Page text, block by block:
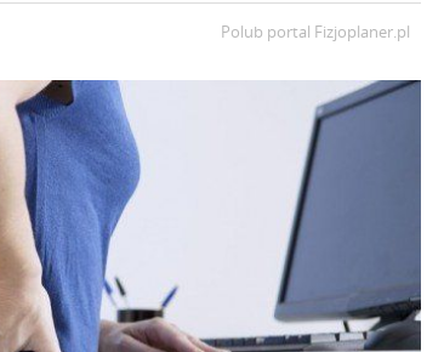
Polub portal Fizjoplaner.pl